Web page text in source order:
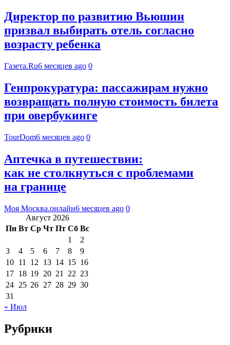
Директор по развитию Вьюшин
призвал выбирать отель согласно
возрасту ребенка
Газета.Ru6 месяцев ago 0
Генпрокуратура: пассажирам нужно
возвращать полную стоимость билета
при овербукинге
TourDom6 месяцев ago 0
Аптечка в путешествии:
как не столкнуться с проблемами
на границе
Моя Москва.онлайн6 месяцев ago 0
Август 2026
Пн Вт Ср Чт Пт Сб Вс
1
2
3
4 5 6 7 8
9
10 11 12 13 14 15 16
17 18 19 20 21 22 23
24 25 26 27 28 29 30
31
« Июл
Рубрики